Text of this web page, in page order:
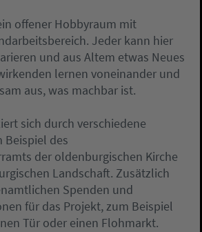
offener Hobbyraum mit
Jeder kann hier
und aus Altem etwas Neues
lernen voneinander und
aus, was machbar ist.
sich durch verschiedene
Beispiel des
der oldenburgischen Kirche
Landschaft. Zusätzlich
Spenden und
für das Projekt, zum Beispiel
Tür oder einen Flohmarkt.